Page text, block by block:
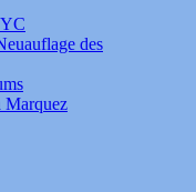
des
Marquez